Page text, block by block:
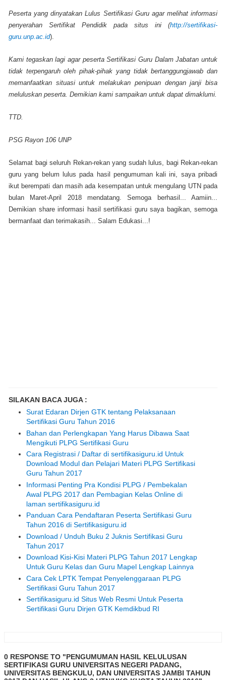
Peserta yang dinyatakan Lulus Sertifikasi Guru agar melihat informasi
penyerahan Sertifikat Pendidik pada situs ini (http://sertifikasi-
guru.unp.ac.id).
Kami tegaskan lagi agar peserta Sertifikasi Guru Dalam Jabatan untuk
tidak terpengaruh oleh pihak-pihak yang tidak bertanggungjawab dan
memanfaatkan situasi untuk melakukan penipuan dengan janji bisa
meluluskan peserta. Demikian kami sampaikan untuk dapat dimaklumi.
TTD.
PSG Rayon 106 UNP
Selamat bagi seluruh Rekan-rekan yang sudah lulus, bagi Rekan-rekan
guru yang belum lulus pada hasil pengumuman kali ini, saya pribadi
ikut berempati dan masih ada kesempatan untuk mengulang UTN pada
bulan Maret-April 2018 mendatang. Semoga berhasil... Aamiin...
Demikian share informasi hasil sertifikasi guru saya bagikan, semoga
bermanfaat dan terimakasih... Salam Edukasi...!
SILAKAN BACA JUGA :
Surat Edaran Dirjen GTK tentang Pelaksanaan
Sertifikasi Guru Tahun 2016
Bahan dan Perlengkapan Yang Harus Dibawa Saat
Mengikuti PLPG Sertifikasi Guru
Cara Registrasi / Daftar di sertifikasiguru.id Untuk
Download Modul dan Pelajari Materi PLPG Sertifikasi
Guru Tahun 2017
Informasi Penting Pra Kondisi PLPG / Pembekalan
Awal PLPG 2017 dan Pembagian Kelas Online di
laman sertifikasiguru.id
Panduan Cara Pendaftaran Peserta Sertifikasi Guru
Tahun 2016 di Sertifikasiguru.id
Download / Unduh Buku 2 Juknis Sertifikasi Guru
Tahun 2017
Download Kisi-Kisi Materi PLPG Tahun 2017 Lengkap
Untuk Guru Kelas dan Guru Mapel Lengkap Lainnya
Cara Cek LPTK Tempat Penyelenggaraan PLPG
Sertifikasi Guru Tahun 2017
Sertifikasiguru.id Situs Web Resmi Untuk Peserta
Sertifikasi Guru Dirjen GTK Kemdikbud RI
0 RESPONSE TO "PENGUMUMAN HASIL KELULUSAN
SERTIFIKASI GURU UNIVERSITAS NEGERI PADANG,
UNIVERSITAS BENGKULU, DAN UNIVERSITAS JAMBI TAHUN